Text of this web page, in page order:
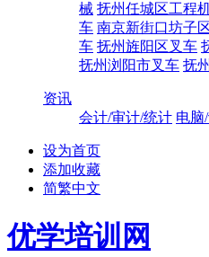
械 抚州任城区工程
车 南京新街口坊子
车 抚州旌阳区叉车
抚州浏阳市叉车 抚
资讯
会计/审计/统计 电脑
设为首页
添加收藏
简繁中文
优学培训网